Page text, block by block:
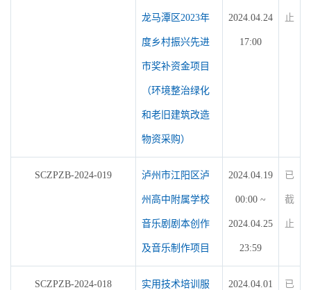
龙马潭区2023年
度乡村振兴先进
市奖补资金项目
（环境整治绿化
和老旧建筑改造
物资采购）
2024.04.24
17:00
止
SCZPZB-2024-019 泸州市江阳区泸
州高中附属学校
音乐剧剧本创作
及音乐制作项目
2024.04.19
00:00 ~
2024.04.25
23:59
已
截
止
SCZPZB-2024-018 实用技术培训服 2024.04.01 已